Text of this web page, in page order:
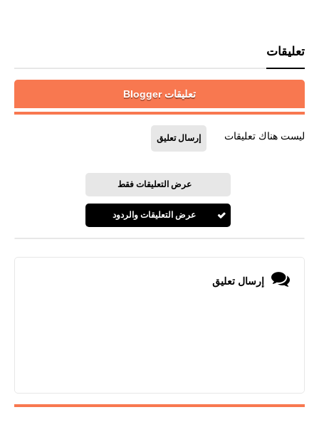
تعليقات
تعليقات Blogger
ليست هناك تعليقات إرسال تعليق
عرض التعليقات فقط
عرض التعليقات والردود
إرسال تعليق